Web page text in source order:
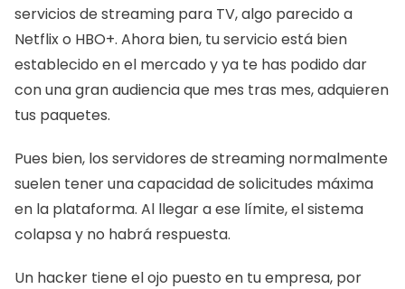
servicios de streaming para TV, algo parecido a
Netflix o HBO+. Ahora bien, tu servicio está bien
establecido en el mercado y ya te has podido dar
con una gran audiencia que mes tras mes, adquieren
tus paquetes.
Pues bien, los servidores de streaming normalmente
suelen tener una capacidad de solicitudes máxima
en la plataforma. Al llegar a ese límite, el sistema
colapsa y no habrá respuesta.
Un hacker tiene el ojo puesto en tu empresa, por